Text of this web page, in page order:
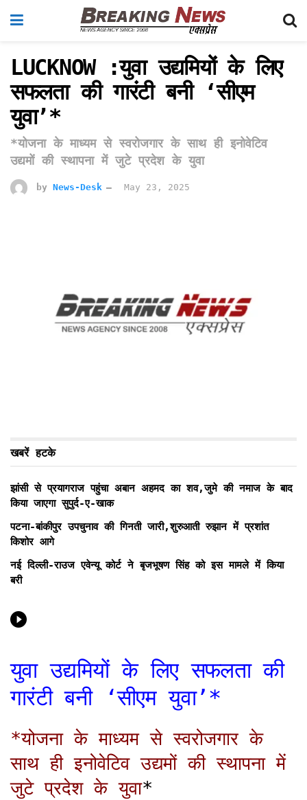
LUCKNOW :युवा उद्यमियों के लिए
सफलता की गारंटी बनी ‘सीएम
युवा’*
*योजना के माध्यम से स्वरोजगार के साथ ही इनोवेटिव
उद्यमों की स्थापना में जुटे प्रदेश के युवा
by News-Desk May 23, 2025
खबरें हटके
झांसी से प्रयागराज पहुंचा अबान अहमद का शव,जुमे की नमाज के बाद
किया जाएगा सुपुर्द-ए-खाक
पटना-बांकीपुर उपचुनाव की गिनती जारी,शुरुआती रुझान में प्रशांत
किशोर आगे
नई दिल्ली-राउज एवेन्यू कोर्ट ने बृजभूषण सिंह को इस मामले में किया
बरी
युवा उद्यमियों के लिए सफलता की
गारंटी बनी ‘सीएम युवा’*
*योजना के माध्यम से स्वरोजगार के
साथ ही इनोवेटिव उद्यमों की स्थापना में
जुटे प्रदेश के युवा*